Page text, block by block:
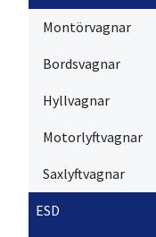
Montörvagnar
Bordsvagnar
Hyllvagnar
Motorlyftvagnar
Saxlyftvagnar
ESD